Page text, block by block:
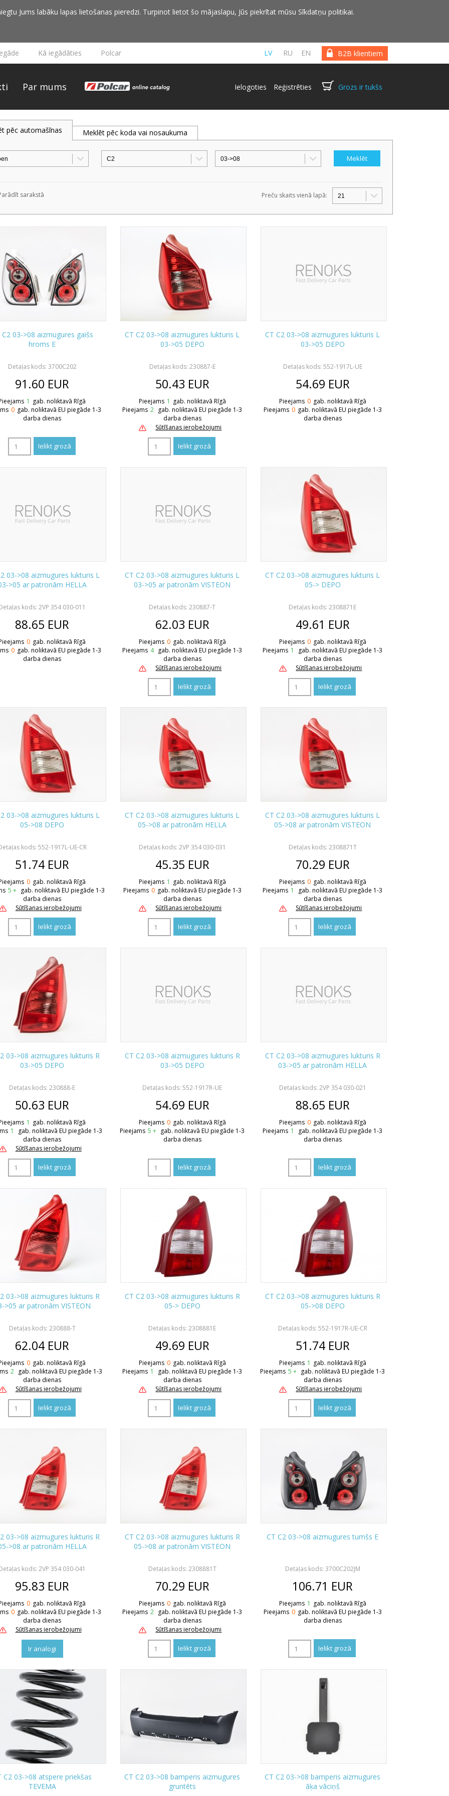
Jums labāku lapas lietošanas pieredzi. Turpinot lietot šo mājaslapu, Jūs piekrītat mūsu Sīkdatņu politikai.
B2B klientiem
LV RU EN
Kā iegādāties Polcar
Par mums Ielogoties Reģistrēties Grozs ir tukšs
pēc automašīnas Meklēt pēc koda vai nosaukuma
sarakstā Preču skaits vienā lapā:
C2 03->08 aizmugures gaišs
hroms E
Detaļas kods: 3700C202
91.60 EUR
1 gab. noliktavā Rīgā
0 gab. noliktavā EU piegāde 1-3
darba dienas
CT C2 03->08 aizmugures lukturis L
03->05 DEPO
Detaļas kods: 230887-E
50.43 EUR
Pieejams 1 gab. noliktavā Rīgā
Pieejams 2 gab. noliktavā EU piegāde 1-3
darba dienas
Sūtīšanas ierobežojumi
CT C2 03->08 aizmugures lukturis L
03->05 DEPO
Detaļas kods: 552-1917L-UE
54.69 EUR
Pieejams 0 gab. noliktavā Rīgā
Pieejams 0 gab. noliktavā EU piegāde 1-3
darba dienas
03->08 aizmugures lukturis L
>05 ar patronām HELLA
kods: 2VP 354 030-011
88.65 EUR
0 gab. noliktavā Rīgā
0 gab. noliktavā EU piegāde 1-3
darba dienas
CT C2 03->08 aizmugures lukturis L
03->05 ar patronām VISTEON
Detaļas kods: 230887-T
62.03 EUR
Pieejams 0 gab. noliktavā Rīgā
Pieejams 4 gab. noliktavā EU piegāde 1-3
darba dienas
Sūtīšanas ierobežojumi
CT C2 03->08 aizmugures lukturis L
05-> DEPO
Detaļas kods: 2308871E
49.61 EUR
Pieejams 0 gab. noliktavā Rīgā
Pieejams 1
gab. noliktavā EU piegāde 1-3
darba dienas
Sūtīšanas ierobežojumi
03->08 aizmugures lukturis L
05->08 DEPO
kods: 552-1917L-UE-CR
51.74 EUR
0 gab. noliktavā Rīgā
5 + gab. noliktavā EU piegāde 1-3
darba dienas
Sūtīšanas ierobežojumi
CT C2 03->08 aizmugures lukturis L
05->08 ar patronām HELLA
Detaļas kods: 2VP 354 030-031
45.35 EUR
Pieejams 1 gab. noliktavā Rīgā
Pieejams 0 gab. noliktavā EU piegāde 1-3
darba dienas
Sūtīšanas ierobežojumi
CT C2 03->08 aizmugures lukturis L
05->08 ar patronām VISTEON
Detaļas kods: 2308871T
70.29 EUR
Pieejams 0 gab. noliktavā Rīgā
Pieejams 1
gab. noliktavā EU piegāde 1-3
darba dienas
Sūtīšanas ierobežojumi
03->08 aizmugures lukturis R
03->05 DEPO
Detaļas kods: 230888-E
50.63 EUR
1 gab. noliktavā Rīgā
1
gab. noliktavā EU piegāde 1-3
darba dienas
Sūtīšanas ierobežojumi
CT C2 03->08 aizmugures lukturis R
03->05 DEPO
Detaļas kods: 552-1917R-UE
54.69 EUR
Pieejams 0 gab. noliktavā Rīgā
Pieejams 5 + gab. noliktavā EU piegāde 1-3
darba dienas
CT C2 03->08 aizmugures lukturis R
03->05 ar patronām HELLA
Detaļas kods: 2VP 354 030-021
88.65 EUR
Pieejams 0 gab. noliktavā Rīgā
Pieejams 1
gab. noliktavā EU piegāde 1-3
darba dienas
03->08 aizmugures lukturis R
>05 ar patronām VISTEON
Detaļas kods: 230888-T
62.04 EUR
0 gab. noliktavā Rīgā
2 gab. noliktavā EU piegāde 1-3
darba dienas
Sūtīšanas ierobežojumi
CT C2 03->08 aizmugures lukturis R
05-> DEPO
Detaļas kods: 2308881E
49.69 EUR
Pieejams 0 gab. noliktavā Rīgā
Pieejams 1
gab. noliktavā EU piegāde 1-3
darba dienas
Sūtīšanas ierobežojumi
CT C2 03->08 aizmugures lukturis R
05->08 DEPO
Detaļas kods: 552-1917R-UE-CR
51.74 EUR
Pieejams 1 gab. noliktavā Rīgā
Pieejams 5 + gab. noliktavā EU piegāde 1-3
darba dienas
Sūtīšanas ierobežojumi
03->08 aizmugures lukturis R
>08 ar patronām HELLA
kods: 2VP 354 030-041
95.83 EUR
0 gab. noliktavā Rīgā
0 gab. noliktavā EU piegāde 1-3
darba dienas
Sūtīšanas ierobežojumi
Ir analogi
CT C2 03->08 aizmugures lukturis R
05->08 ar patronām VISTEON
Detaļas kods: 2308881T
70.29 EUR
Pieejams 0 gab. noliktavā Rīgā
Pieejams 2 gab. noliktavā EU piegāde 1-3
darba dienas
Sūtīšanas ierobežojumi
CT C2 03->08 aizmugures tumšs E
Detaļas kods: 3700C202JM
106.71 EUR
Pieejams 1 gab. noliktavā Rīgā
Pieejams 0 gab. noliktavā EU piegāde 1-3
darba dienas
C2 03->08 atspere priekšas
TEVEMA
CT C2 03->08 bamperis aizmugures
gruntēts
CT C2 03->08 bamperis aizmugures
āķa vāciņš